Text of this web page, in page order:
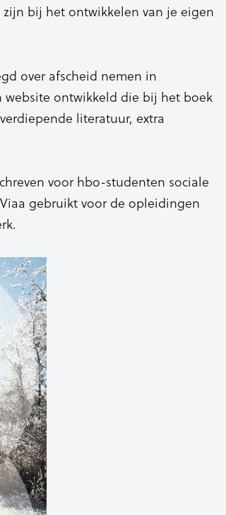
bij het ontwikkelen van je eigen
over afscheid nemen in
website ontwikkeld die bij het boek
literatuur, extra
voor hbo-studenten sociale
gebruikt voor de opleidingen